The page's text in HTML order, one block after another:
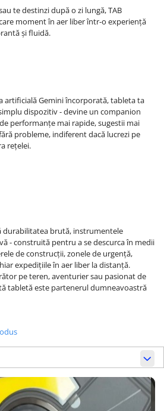
te destinzi după o zi lungă, TAB
moment în aer liber într-o experiență
și fluidă.
artificială Gemini încorporată, tableta ta
dispozitiv - devine un companion
performanțe mai rapide, sugestii mai
probleme, indiferent dacă lucrezi pe
rețelei.
durabilitatea brută, instrumentele
- construită pentru a se descurca în medii
de construcții, zonele de urgență,
expedițiile în aer liber la distanță.
pe teren, aventurier sau pasionat de
tabletă este partenerul dumneavoastră